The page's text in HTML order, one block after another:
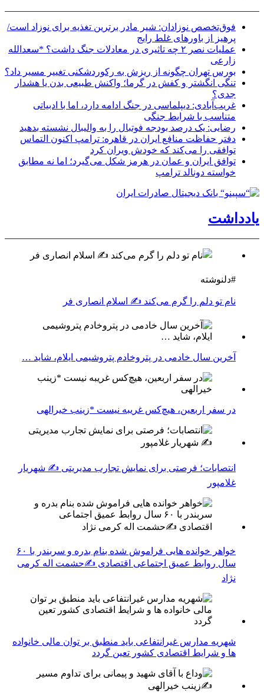
فوق‌تخصص نوزادان: شیر مادر برترین تغذیه برای نوزاد است/
پرهیز از باورهای غلط رایج
عملیات نصر ۲ چه تاثیری در معادلات جنگ داشت؟ *سعدالله
زارعی
بورس تهران چگونه از ریزش به رکوردشکنی تغییر مسیر داد؟
تنگی انگشتر و کفش در گرما؛ واکنش طبیعی بدن یا هشدار
جدی؟
غریب‌آبادی: دیپلماسی در جنگ ادامه دارد، اما با ادبیاتی
متناسب با شرایط جنگی
رضایی: یک درصد بودجه فوتبال را به والیبال نشسته بدهید
دفتر حفاظت منافع ایران در قاهره: ترامپ اکنون التماس
توافقی را می‌کند که خودش ویران کرد
توافق ایران و عمان در هرمز شکل می‌گیرد؛ اما نه مطابق
خواسته دونالد ترامپ
یادداشت
#دلنوشته
نام تو دلم را گرم می‌کند ✍️ اسلام انصاری فر
آخرین سال خادمی در پتروخادم پتروشیمی ایلام، شاید …
در سفر اربعین، هیچ‌کس غریبه نیست *زینب خیرالهی
انتصابات؛ فرصتی برای نمایش تجارب مدیریتی ✍ شهریار
غلامپور
خواهر خوانده هایی فراموش شده بنام بدره و سربندر با ۶۰
سال روابط عمیق اجتماعی اقتصادی ✍حشمت اله کرمی
نژاد
شهریه مدارس غیرانتفاعی باید منطبق بر توان مالی خانواده
ها و شرایط اقتصادی کشور تعین گردد